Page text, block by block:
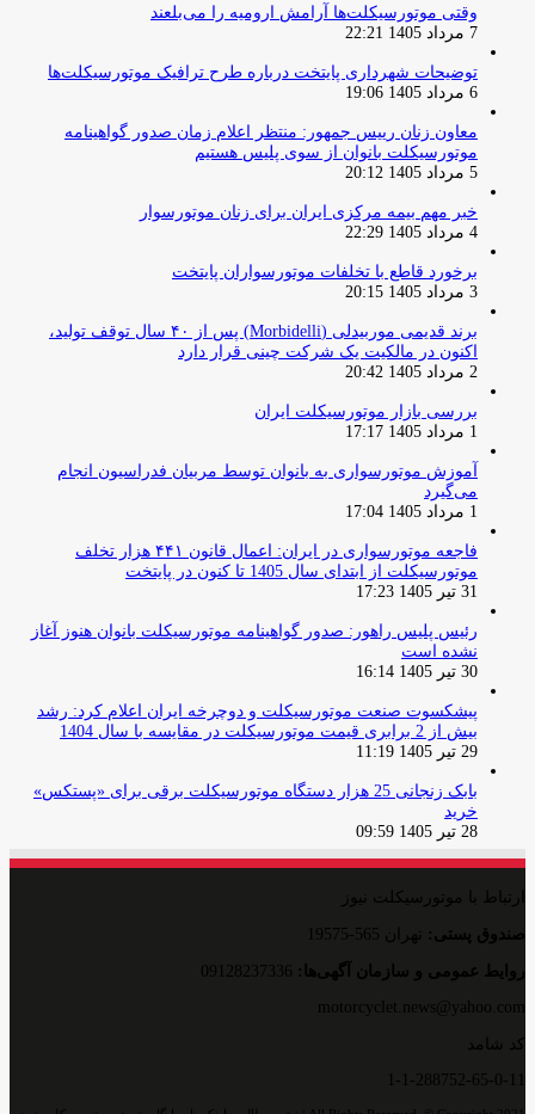
وقتی موتورسیکلت‌ها آرامش ارومیه را می‌بلعند
7 مرداد 1405 22:21
توضیحات شهرداری پایتخت درباره طرح ترافیک موتورسیکلت‌ها
6 مرداد 1405 19:06
معاون زنان رییس جمهور: منتظر اعلام زمان صدور گواهینامه
موتورسیکلت بانوان از سوی پلیس هستیم
5 مرداد 1405 20:12
خبر مهم بیمه مرکزی ایران برای زنان موتورسوار
4 مرداد 1405 22:29
برخورد قاطع با تخلفات موتورسواران پایتخت
3 مرداد 1405 20:15
برند قدیمی موربیدلی (Morbidelli) پس از ۴۰ سال توقف تولید،
اکنون در مالکیت یک شرکت چینی قرار دارد
2 مرداد 1405 20:42
بررسی بازار موتورسیکلت ایران
1 مرداد 1405 17:17
آموزش موتورسواری به بانوان توسط مربیان فدراسیون انجام
می‌گیرد
1 مرداد 1405 17:04
فاجعه موتورسواری در ایران: اعمال قانون ۴۴۱ هزار تخلف
موتورسیکلت از ابتدای سال 1405 تا کنون در پایتخت
31 تیر 1405 17:23
رئیس پلیس راهور: صدور گواهینامه موتورسیکلت بانوان هنوز آغاز
نشده است
30 تیر 1405 16:14
پیشکسوت صنعت موتورسیکلت و دوچرخه ایران اعلام کرد: رشد
بیش از 2 برابری قیمت موتورسیکلت در مقایسه با سال 1404
29 تیر 1405 11:19
بابک زنجانی 25 هزار دستگاه موتورسیکلت برقی برای «پستکس»
خرید
28 تیر 1405 09:59
ارتباط با موتورسیکلت نیوز
صندوق پستی: تهران 565-19575
روایط عمومی و سازمان آگهی‌ها:
motorcyclet.news@yahoo.com
کد شامد
1-1-288752-65-0-11